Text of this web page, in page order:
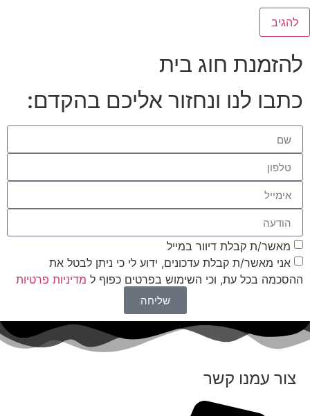
להזמנת חוג בית
כתבו לנו ונחזור אליכם בהקדם:
מאשר/ת קבלת דיוור במייל
אני מאשר/ת קבלת עדכונים, ידוע לי כי ניתן לבטל את
ההסכמה בכל עת, וכי השימוש בפרטים כפוף ל מדיניות פרטיות
שליחה
צור עמנו קשר